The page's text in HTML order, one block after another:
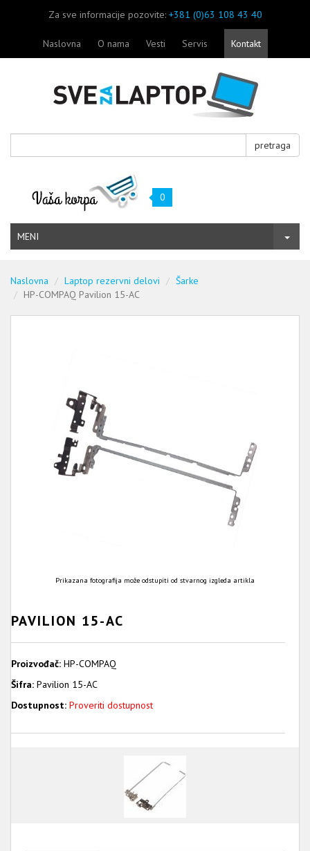
Za sve informacije pozovite: +381 (0)63 108 43 40
Naslovna O nama Vesti Servis Kontakt
pretraga
0
MENI
Naslovna Laptop rezervni delovi
Šarke
HP-COMPAQ Pavilion 15-AC
Prikazana fotografija može odstupiti od stvarnog izgleda artikla
PAVILION 15-AC
Proizvođač: HP-COMPAQ
Šifra: Pavilion 15-AC
Dostupnost: Proveriti dostupnost